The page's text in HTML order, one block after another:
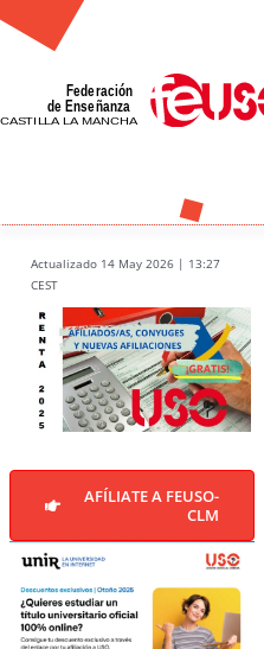
Skip
content
¿Qué te ofrece FEUSO?
Contacto
Actualizado 14 May 2026 | 13:27
CEST
AFÍLIATE A FEUSO-
CLM